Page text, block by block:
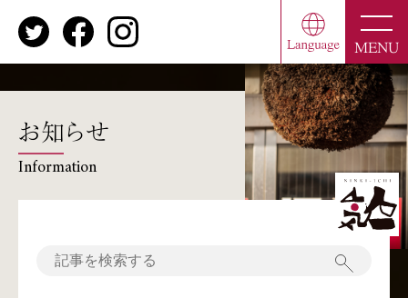
MENU
お知らせ
Information